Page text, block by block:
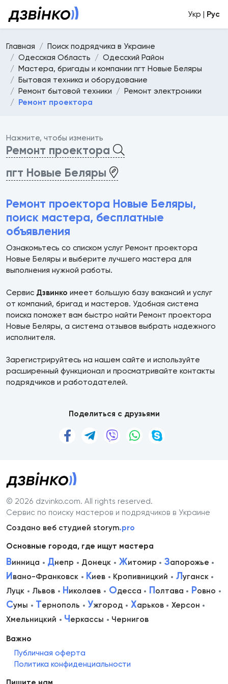
Укр | Рус
Главная
Поиск подрядчика в Украине
Одесская Область
Одесский Район
Мастера, бригады и компании пгт Новые Беляры
Бытовая техника и оборудование
Ремонт бытовой техники
Ремонт электроники
Ремонт проектора
Нажмите, чтобы изменить
Ремонт проектора
пгт Новые Беляры
Ремонт проектора Новые Беляры,
поиск мастера, бесплатные
объявления
Ознакомьтесь со списком услуг Ремонт проектора
Новые Беляры и выберите лучшего мастера для
выполнения нужной работы.
Сервис Дзвинко имеет большую базу вакансий и услуг
от компаний, бригад и мастеров. Удобная система
поиска поможет вам быстро найти Ремонт проектора
Новые Беляры, а система отзывов выбрать надежного
исполнителя.
Зарегистрируйтесь на нашем сайте и используйте
расширенный функционал и просматривайте контакты
подрядчиков и работодателей.
Поделиться с друзьями
© 2026 dzvinko.com. All rights reserved.
Сервис по поиску мастеров и подрядчиков в Украине
Создано веб студией storym.pro
Основные города, где ищут мастера
Винница Днепр Донецк Житомир Запорожье
Ивано-Франковск Киев Кропивницкий Луганск
Луцк
Львов Николаев Одесса Полтава Ровно
Сумы Тернополь Ужгород Харьков
Херсон
Хмельницкий
Черкассы Чернигов
Важно
Публичная оферта
Политика конфиденциальности